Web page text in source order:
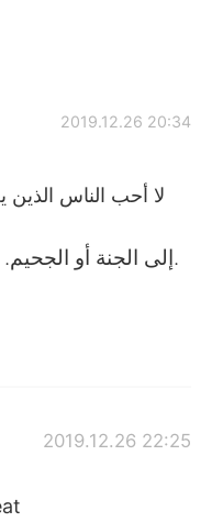
2019.12.26 20:34
لا أحب الناس الذين
إلى الجنة أو
2019.12.26 22:25